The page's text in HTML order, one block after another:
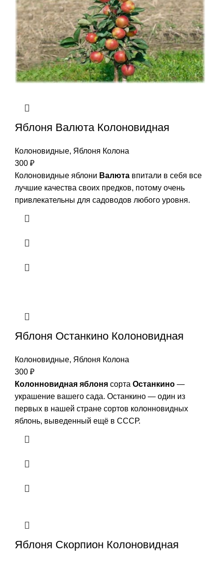
Яблоня Валюта Колоновидная
Колоновидные, Яблоня Колона
300 ₽
Колоновидные яблони Валюта впитали в себя все
лучшие качества своих предков, потому очень
привлекательны для садоводов любого уровня.
Яблоня Останкино Колоновидная
Колоновидные, Яблоня Колона
300 ₽
Колонновидная яблоня сорта Останкино —
украшение вашего сада. Останкино — один из
первых в нашей стране сортов колонновидных
яблонь, выведенный ещё в СССР.
Яблоня Скорпион Колоновидная